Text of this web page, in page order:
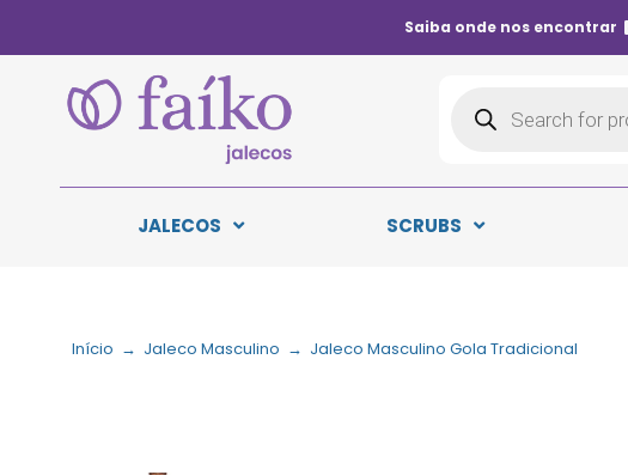
Saiba onde nos encontrar
JALECOS SCRUBS
Início → Jaleco Masculino → Jaleco Masculino Gola Tradicional